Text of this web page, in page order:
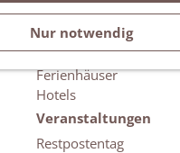
Nur notwendig
Campingplätze &
Gruppenunterkünfte
Bed & Breakfasts
Ferienhäuser
Hotels
Veranstaltungen
Restpostentag